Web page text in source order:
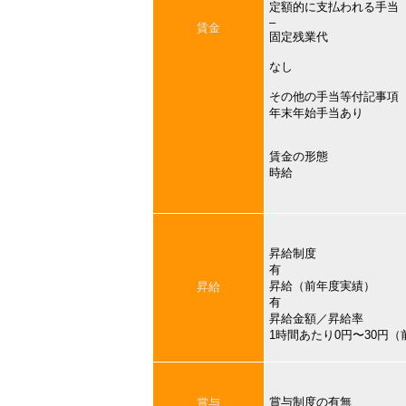
賃金
定額的に支払われる手当
–
固定残業代
なし
その他の手当等付記事項
年末年始手当あり
賃金の形態
時給
昇給
昇給制度
有
昇給（前年度実績）
有
昇給金額／昇給率
1時間あたり0円〜30円（
賞与 賞与制度の有無